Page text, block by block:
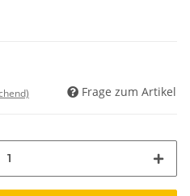
Frage zum Artikel